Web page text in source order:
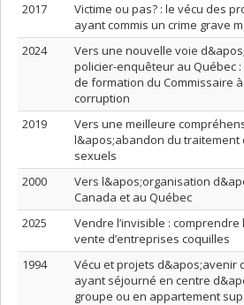
2017
Victime ou pas? : le vécu des
ayant commis un crime grave
2024
Vers une nouvelle voie
policier-enquêteur au Québec
de formation du Commissaire
corruption
2019
Vers une meilleure
l&apos;abandon du traitement
sexuels
2000
Vers l&apos;organisation
Canada et au Québec
2025
Vendre l’invisible :
vente d’entreprises coquilles
1994
Vécu et projets d&apos;avenir
ayant séjourné en centre
groupe ou en appartement